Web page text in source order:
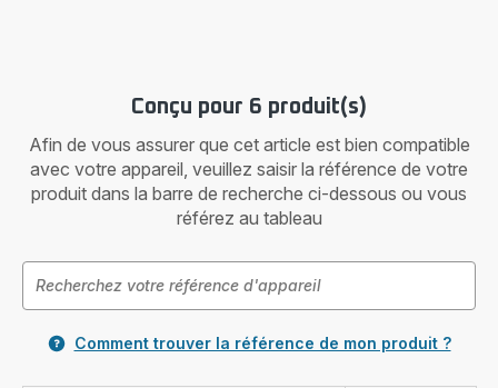
Conçu pour 6 produit(s)
Afin de vous assurer que cet article est bien compatible
avec votre appareil, veuillez saisir la référence de votre
produit dans la barre de recherche ci-dessous ou vous
référez au tableau
Comment trouver la référence de mon produit ?